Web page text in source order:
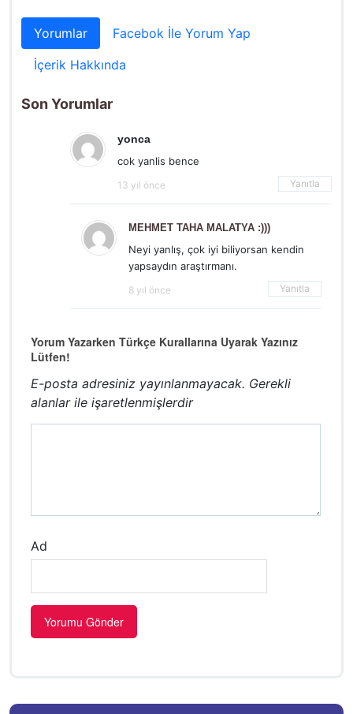
Yorumlar
Facebok İle Yorum Yap
İçerik Hakkında
Son Yorumlar
yonca
cok yanlis bence
13 yıl önce Yanıtla
MEHMET TAHA MALATYA :)))
Neyi yanlış, çok iyi biliyorsan kendin
yapsaydın araştırmanı.
8 yıl önce Yanıtla
Yorum Yazarken Türkçe Kurallarına Uyarak Yazınız
Lütfen!
E-posta adresiniz yayınlanmayacak. Gerekli
alanlar ile işaretlenmişlerdir
Ad